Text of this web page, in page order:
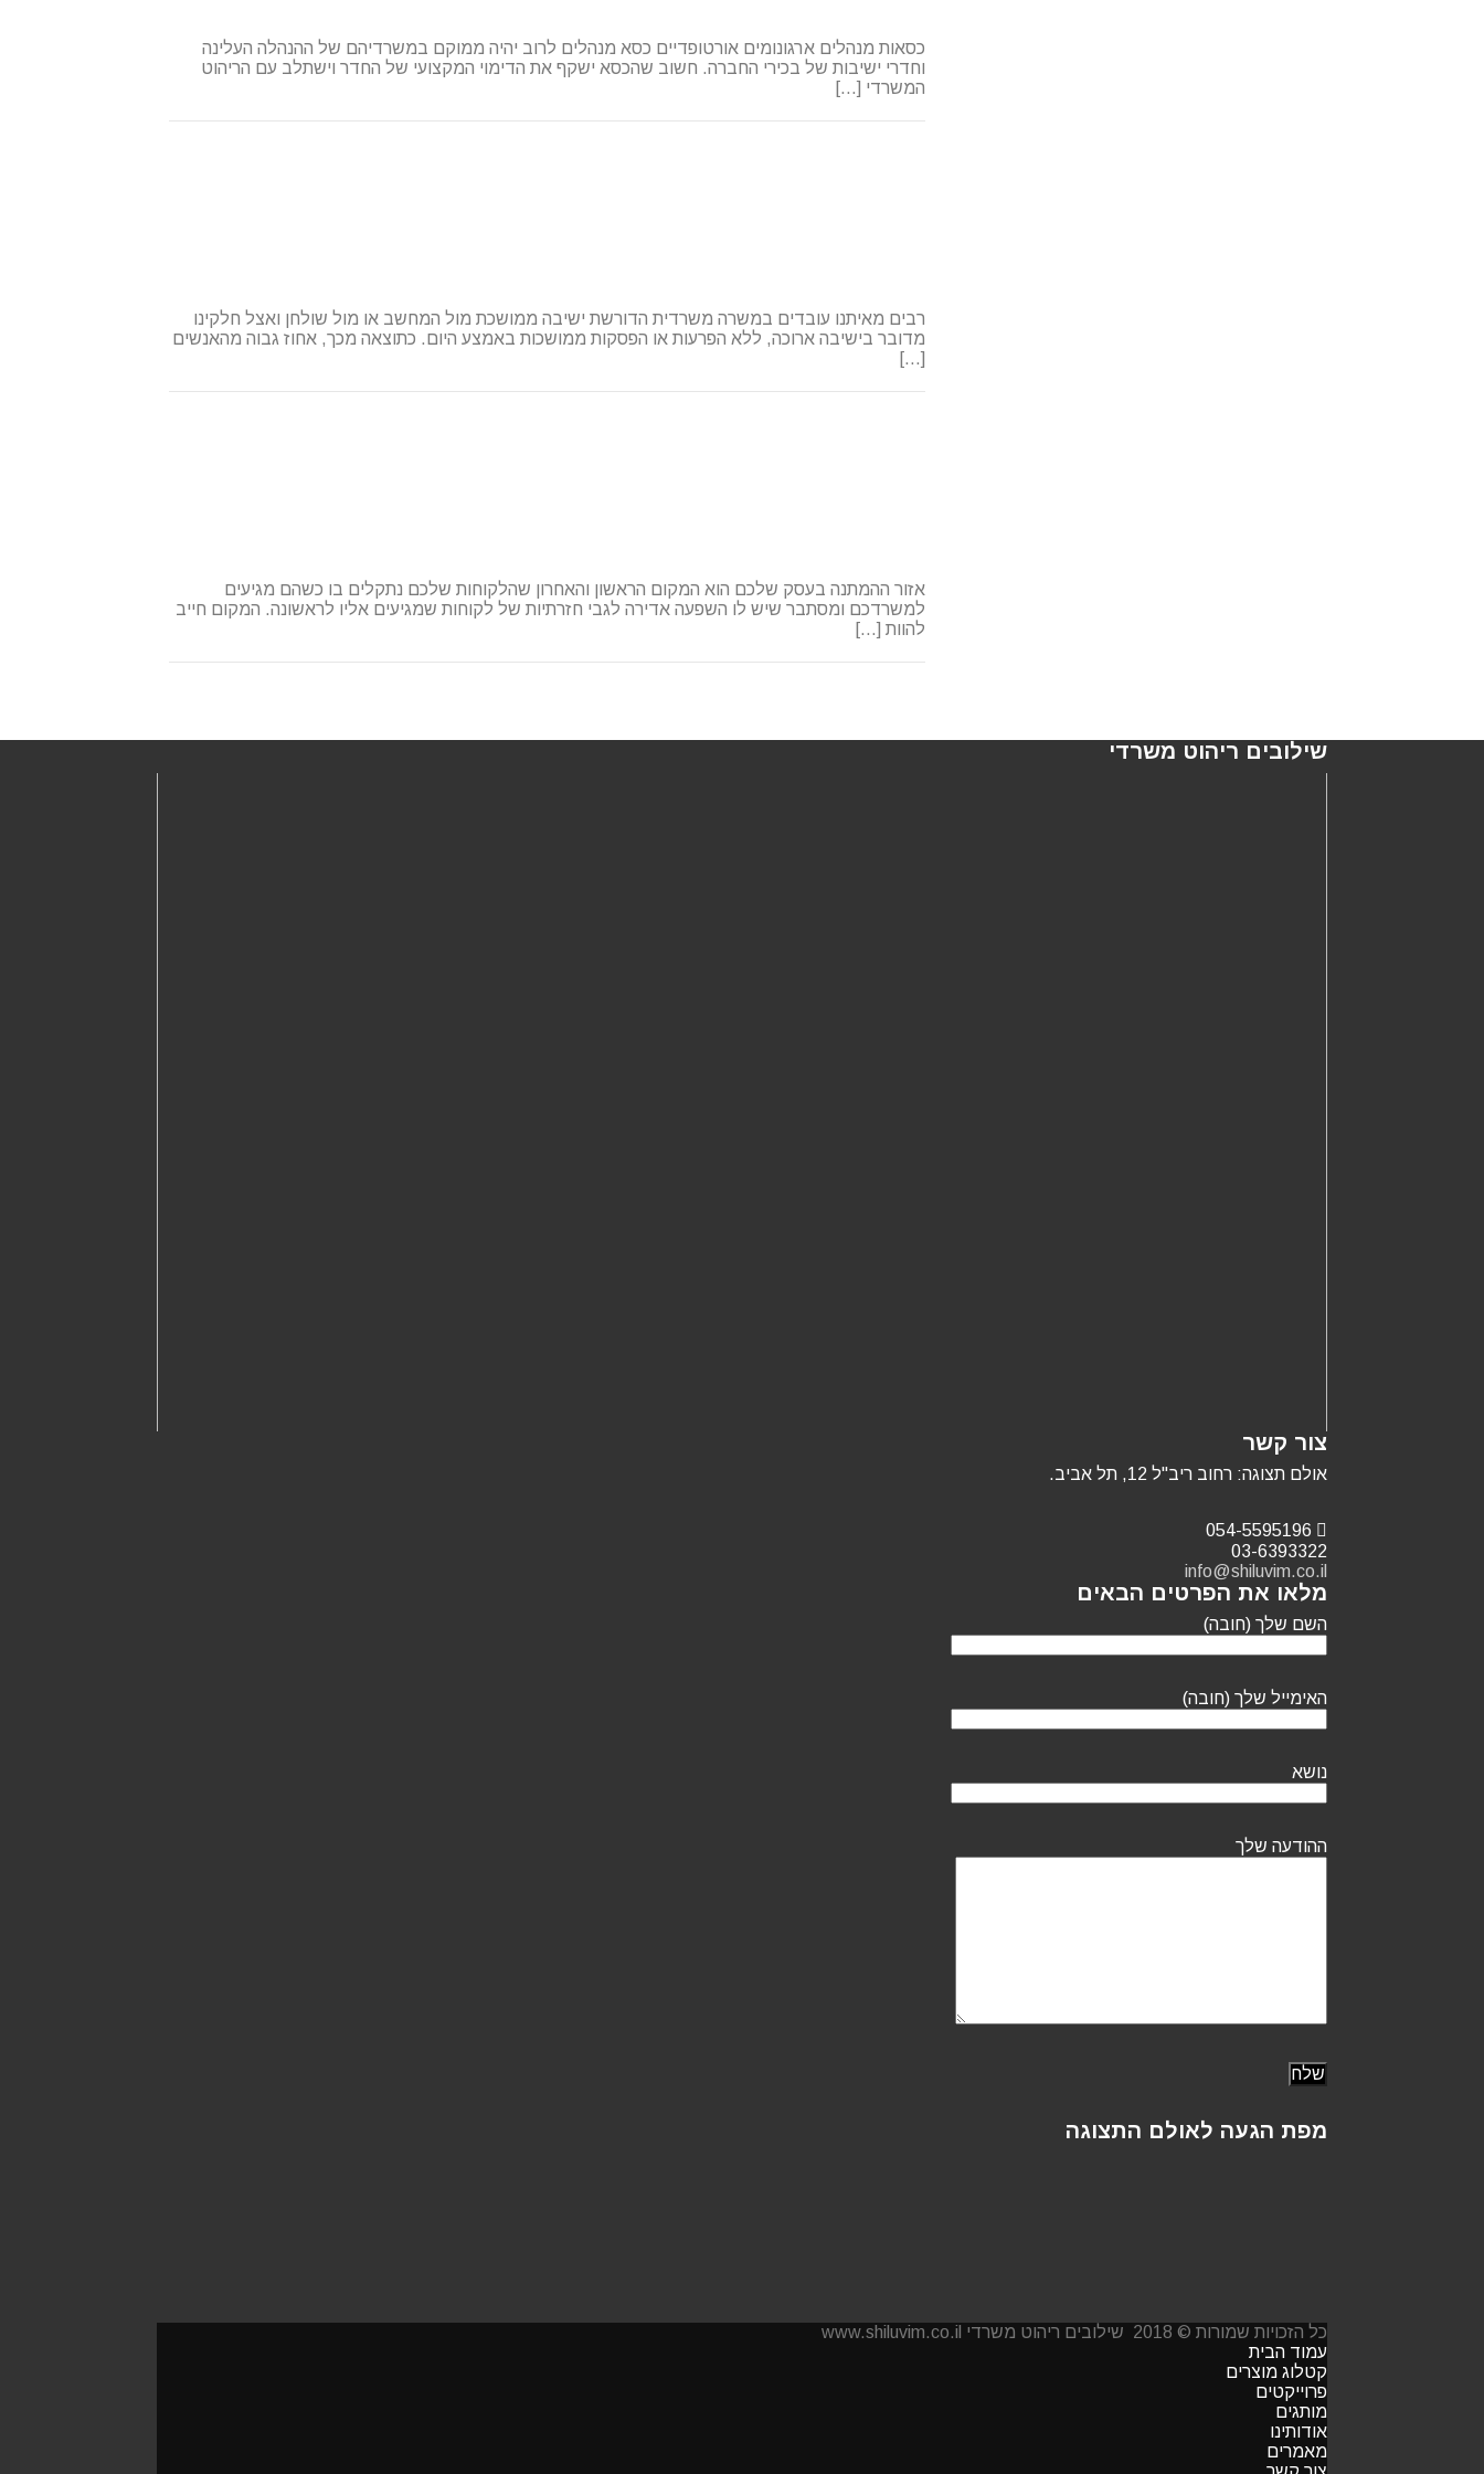
כסאות מנהלים ארגונומים אורטופדיים כסא מנהלים לרוב יהיה ממוקם במשרדיהם של ההנהלה העלינה
וחדרי ישיבות של בכירי החברה. חשוב שהכסא ישקף את הדימוי המקצועי של החדר וישתלב עם הריהוט
המשרדי […]
רבים מאיתנו עובדים במשרה משרדית הדורשת ישיבה ממושכת מול המחשב או מול שולחן ואצל חלקינו
מדובר בישיבה ארוכה, ללא הפרעות או הפסקות ממושכות באמצע היום. כתוצאה מכך, אחוז גבוה מהאנשים
[…]
אזור ההמתנה בעסק שלכם הוא המקום הראשון והאחרון שהלקוחות שלכם נתקלים בו כשהם מגיעים
למשרדכם ומסתבר שיש לו השפעה אדירה לגבי חזרתיות של לקוחות שמגיעים אליו לראשונה. המקום חייב
להוות […]
שילובים ריהוט משרדי
צור קשר
אולם תצוגה: רחוב ריב"ל 12, תל אביב.
03-6393322
info@shiluvim.co.il
מלאו את הפרטים הבאים
השם שלך (חובה)
האימייל שלך (חובה)
נושא
ההודעה שלך
מפת הגעה לאולם התצוגה
כל הזכויות שמורות © 2018 שילובים ריהוט משרדי www.shiluvim.co.il
עמוד הבית
קטלוג מוצרים
פרוייקטים
מותגים
אודותינו
מאמרים